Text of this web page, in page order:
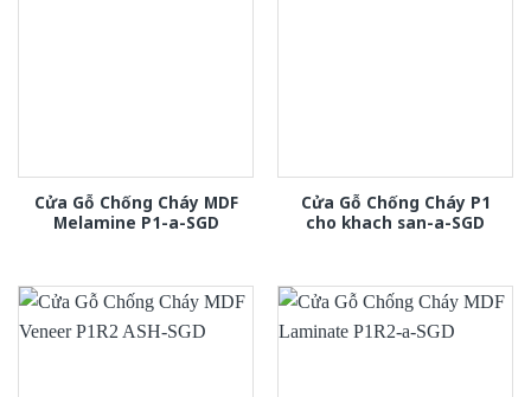
Cửa Gỗ Chống Cháy MDF
Melamine P1-a-SGD
Cửa Gỗ Chống Cháy P1
cho khach san-a-SGD